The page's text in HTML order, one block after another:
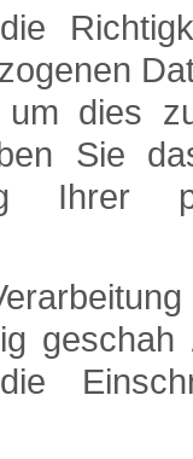
um dies
Sie
Ihrer